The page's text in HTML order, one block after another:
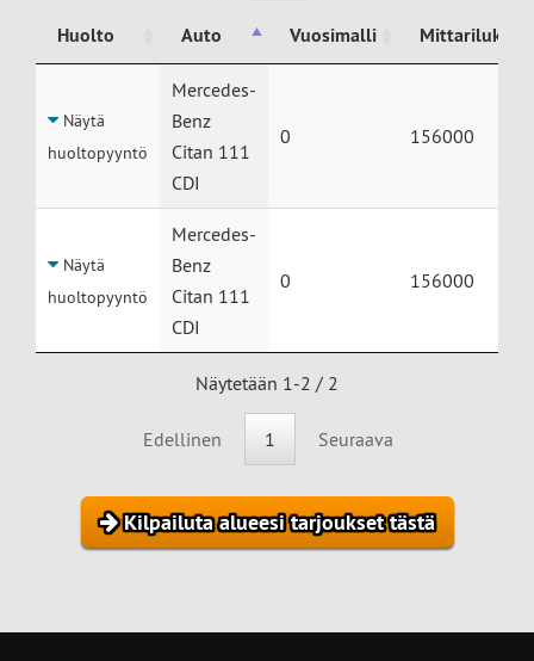
Huolto
Auto Vuosimalli
Auto
Näytä
huoltopyyntö
Mercedes-
Benz
Citan 111
CDI
0 156000
Näytä
huoltopyyntö
Mercedes-
Benz
Citan 111
CDI
0 156000
Näytetään 1-2 / 2
Edellinen 1 Seuraava
Kilpailuta alueesi tarjoukset tästä